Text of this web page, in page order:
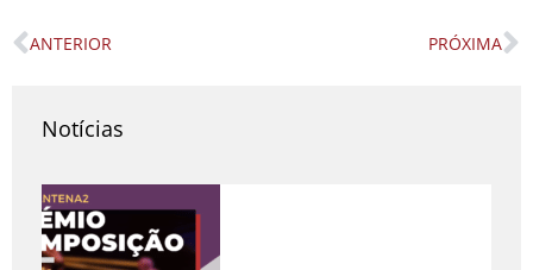
Prev
ANTERIOR PRÓXIMA
Notícias